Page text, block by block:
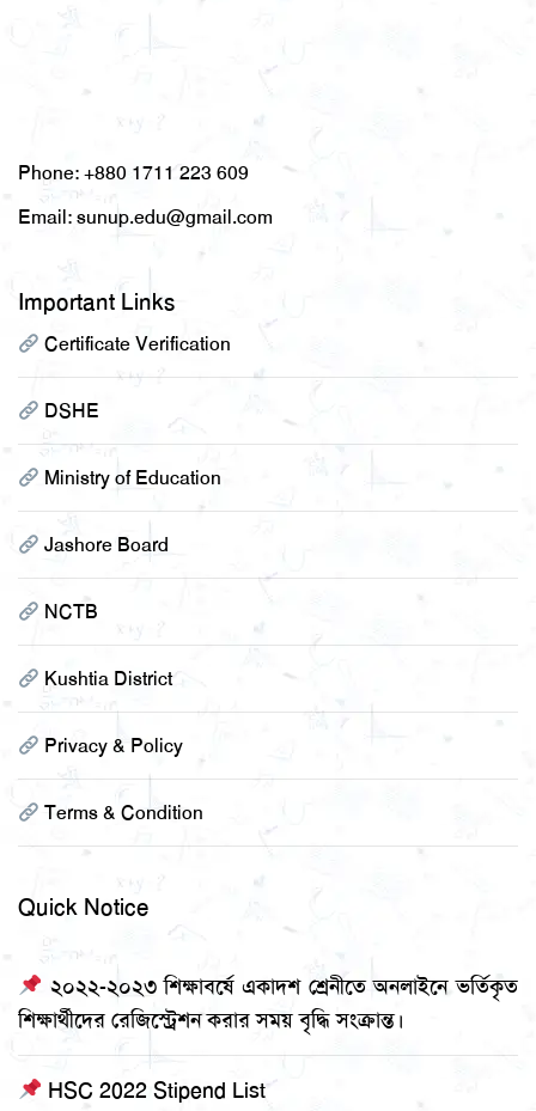
Phone:+880 1711 223 609
Email:sunup.edu@gmail.com
Important Links
Certificate Verification
DSHE
Ministry of Education
Jashore Board
NCTB
Kushtia District
Privacy & Policy
Terms & Condition
Quick Notice
২০২২-২০২৩ শিক্ষাবর্ষে একাদশ শ্রেনীতে অনলাইনে ভর্তিকৃত
শিক্ষার্থীদের রেজিস্ট্রেশন করার সময় বৃদ্ধি সংক্রান্ত।
HSC 2022 Stipend List